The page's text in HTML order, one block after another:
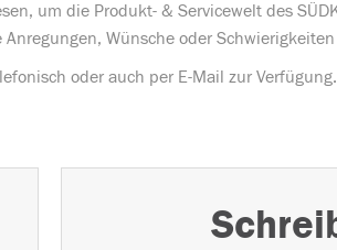
um die Produkt- & Servicewelt des
Anregungen, Wünsche oder
oder auch per E-Mail zur Verfügung.